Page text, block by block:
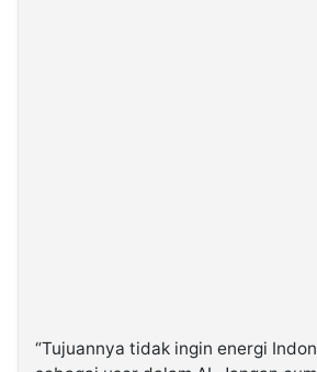
“Tujuannya tidak ingin energi